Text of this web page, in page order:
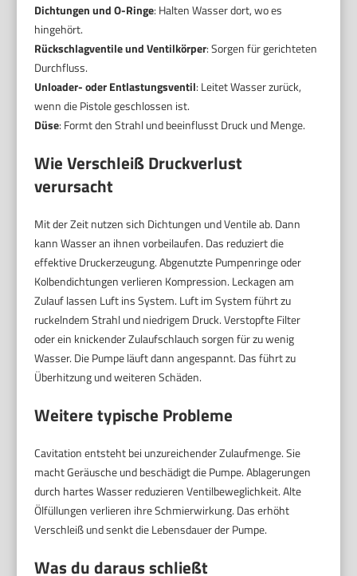
Dichtungen und O-Ringe: Halten Wasser dort, wo es
hingehört.
Rückschlagventile und Ventilkörper: Sorgen für gerichteten
Durchfluss.
Unloader- oder Entlastungsventil: Leitet Wasser zurück,
wenn die Pistole geschlossen ist.
Düse: Formt den Strahl und beeinflusst Druck und Menge.
Wie Verschleiß Druckverlust
verursacht
Mit der Zeit nutzen sich Dichtungen und Ventile ab. Dann
kann Wasser an ihnen vorbeilaufen. Das reduziert die
effektive Druckerzeugung. Abgenutzte Pumpenringe oder
Kolbendichtungen verlieren Kompression. Leckagen am
Zulauf lassen Luft ins System. Luft im System führt zu
ruckelndem Strahl und niedrigem Druck. Verstopfte Filter
oder ein knickender Zulaufschlauch sorgen für zu wenig
Wasser. Die Pumpe läuft dann angespannt. Das führt zu
Überhitzung und weiteren Schäden.
Weitere typische Probleme
Cavitation entsteht bei unzureichender Zulaufmenge. Sie
macht Geräusche und beschädigt die Pumpe. Ablagerungen
durch hartes Wasser reduzieren Ventilbeweglichkeit. Alte
Ölfüllungen verlieren ihre Schmierwirkung. Das erhöht
Verschleiß und senkt die Lebensdauer der Pumpe.
Was du daraus schließt